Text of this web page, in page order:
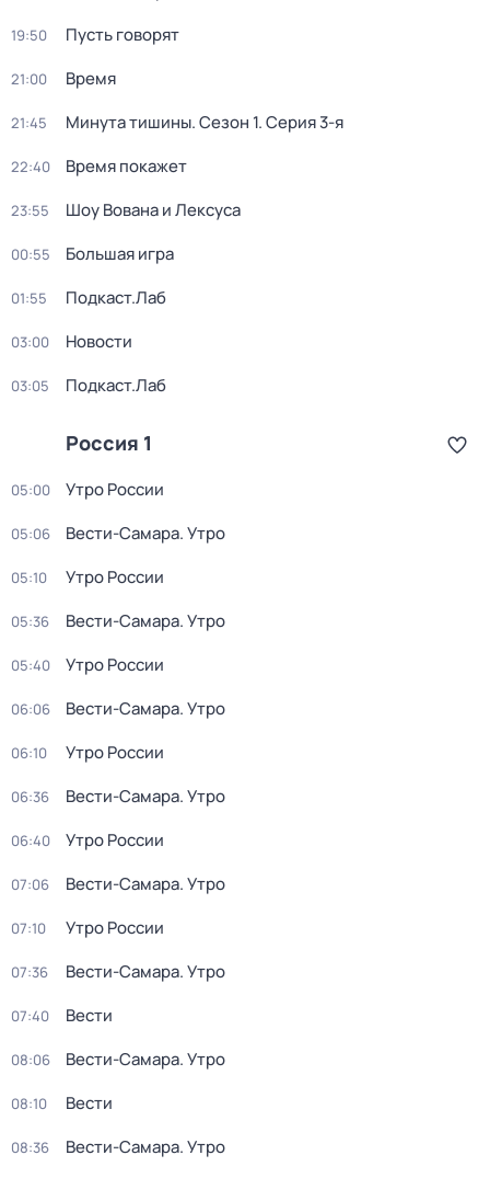
19:50 Пусть говорят
21:00 Время
21:45 Минута тишины. Сезон 1. Серия 3-я
22:40 Время покажет
23:55 Шоу Вована и Лексуса
00:55 Большая игра
01:55 Подкаст.Лаб
03:00 Новости
03:05 Подкаст.Лаб
Россия 1
05:00 Утро России
05:06 Вести-Самара. Утро
05:10 Утро России
05:36 Вести-Самара. Утро
05:40 Утро России
06:06 Вести-Самара. Утро
06:10 Утро России
06:36 Вести-Самара. Утро
06:40 Утро России
07:06 Вести-Самара. Утро
07:10 Утро России
07:36 Вести-Самара. Утро
07:40 Вести
08:06 Вести-Самара. Утро
08:10 Вести
08:36 Вести-Самара. Утро